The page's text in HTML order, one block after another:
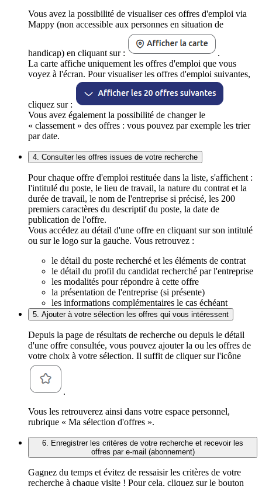
Vous avez la possibilité de visualiser ces offres d'emploi via
Mappy (non accessible aux personnes en situation de
handicap) en cliquant sur :
.
La carte affiche uniquement les offres d'emploi que vous
voyez à l'écran. Pour visualiser les offres d'emploi suivantes,
cliquez sur :
Vous avez également la possibilité de changer le
« classement » des offres : vous pouvez par exemple les trier
par date.
4. Consulter les offres issues de votre recherche
Pour chaque offre d'emploi restituée dans la liste, s'affichent :
l'intitulé du poste, le lieu de travail, la nature du contrat et la
durée de travail, le nom de l'entreprise si précisé, les 200
premiers caractères du descriptif du poste, la date de
publication de l'offre.
Vous accédez au détail d'une offre en cliquant sur son intitulé
ou sur le logo sur la gauche. Vous retrouvez :
le détail du poste recherché et les éléments de contrat
le détail du profil du candidat recherché par l'entreprise
les modalités pour répondre à cette offre
la présentation de l'entreprise (si présente)
les informations complémentaires le cas échéant
5. Ajouter à votre sélection les offres qui vous intéressent
Depuis la page de résultats de recherche ou depuis le détail
d'une offre consultée, vous pouvez ajouter la ou les offres de
votre choix à votre sélection. Il suffit de cliquer sur l'icône
.
Vous les retrouverez ainsi dans votre espace personnel,
rubrique « Ma sélection d'offres ».
6. Enregistrer les critères de votre recherche et recevoir les
offres par e-mail (abonnement)
Gagnez du temps et évitez de ressaisir les critères de votre
recherche à chaque visite ! Pour cela, cliquez sur le bouton